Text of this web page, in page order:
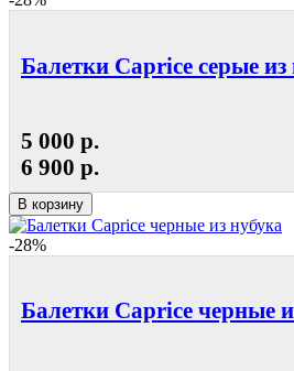
Балетки Caprice серые из
5 000 р.
6 900 р.
В корзину
-28%
Балетки Caprice черные